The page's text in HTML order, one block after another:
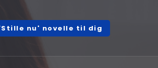
nu' novelle til dig